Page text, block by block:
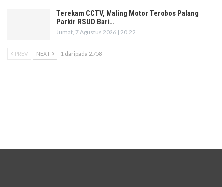
Terekam CCTV, Maling Motor Terobos Palang
Parkir RSUD Bari…
Jumat, 7 Agustus 2026 | 20.22
PREV NEXT 1 daripada 2.758